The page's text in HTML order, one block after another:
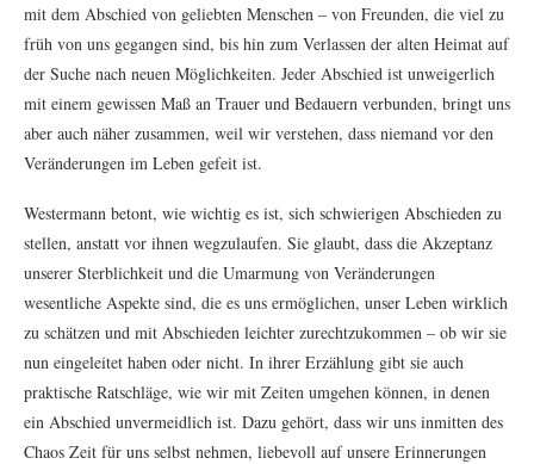
mit dem Abschied von geliebten Menschen – von Freunden, die viel zu
früh von uns gegangen sind, bis hin zum Verlassen der alten Heimat auf
der Suche nach neuen Möglichkeiten. Jeder Abschied ist unweigerlich
mit einem gewissen Maß an Trauer und Bedauern verbunden, bringt uns
aber auch näher zusammen, weil wir verstehen, dass niemand vor den
Veränderungen im Leben gefeit ist.
Westermann betont, wie wichtig es ist, sich schwierigen Abschieden zu
stellen, anstatt vor ihnen wegzulaufen. Sie glaubt, dass die Akzeptanz
unserer Sterblichkeit und die Umarmung von Veränderungen
wesentliche Aspekte sind, die es uns ermöglichen, unser Leben wirklich
zu schätzen und mit Abschieden leichter zurechtzukommen – ob wir sie
nun eingeleitet haben oder nicht. In ihrer Erzählung gibt sie auch
praktische Ratschläge, wie wir mit Zeiten umgehen können, in denen
ein Abschied unvermeidlich ist. Dazu gehört, dass wir uns inmitten des
Chaos Zeit für uns selbst nehmen, liebevoll auf unsere Erinnerungen